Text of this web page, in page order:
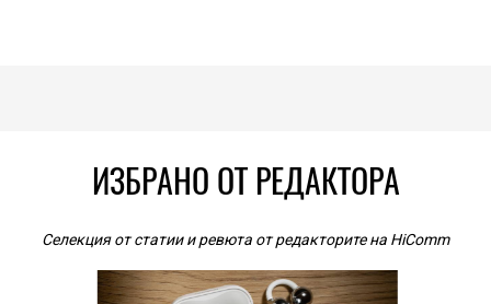
ИЗБРАНО ОТ РЕДАКТОРА
Селекция от статии и ревюта от редакторите на HiComm